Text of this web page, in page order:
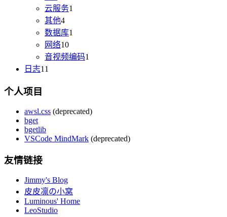
云服务1
其他4
数据库1
网络10
音视频编码1
日志11
个人项目
awsl.css (deprecated)
bget
bgetlib
VSCode MindMark (deprecated)
友情链接
Jimmy's Blog
皮皮凛の小窝
Luminous' Home
LeoStudio